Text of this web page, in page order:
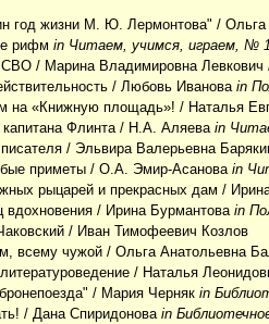
год жизни М. Ю. Лермонтова" /
рифм in Читаем, учимся, играем, №
СВО / Марина Владимировна Левкович
/ Любовь Ивановаin
на «Книжную площадь»! / Наталья
Флинта/ Н.А. Аляеваin
/ Эльвира Валерьевна
приметы / О.А. Эмир-Асановаin
рыцарей и прекрасных дам /
вдохновения / Ирина Бурмантоваin
/ Иван Тимофеевич Козлов
всему чужой / Ольга Анатольевна
/ Наталья
/ Мария Чернякin
/ Дана Спиридоноваin